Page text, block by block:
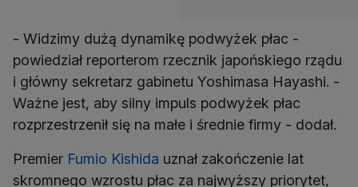
- Widzimy dużą dynamikę podwyżek płac -
powiedział reporterom rzecznik japońskiego rządu
i główny sekretarz gabinetu Yoshimasa Hayashi. -
Ważne jest, aby silny impuls podwyżek płac
rozprzestrzenił się na małe i średnie firmy - dodał.
Premier Fumio Kishida uznał zakończenie lat
skromnego wzrostu płac za najwyższy priorytet,